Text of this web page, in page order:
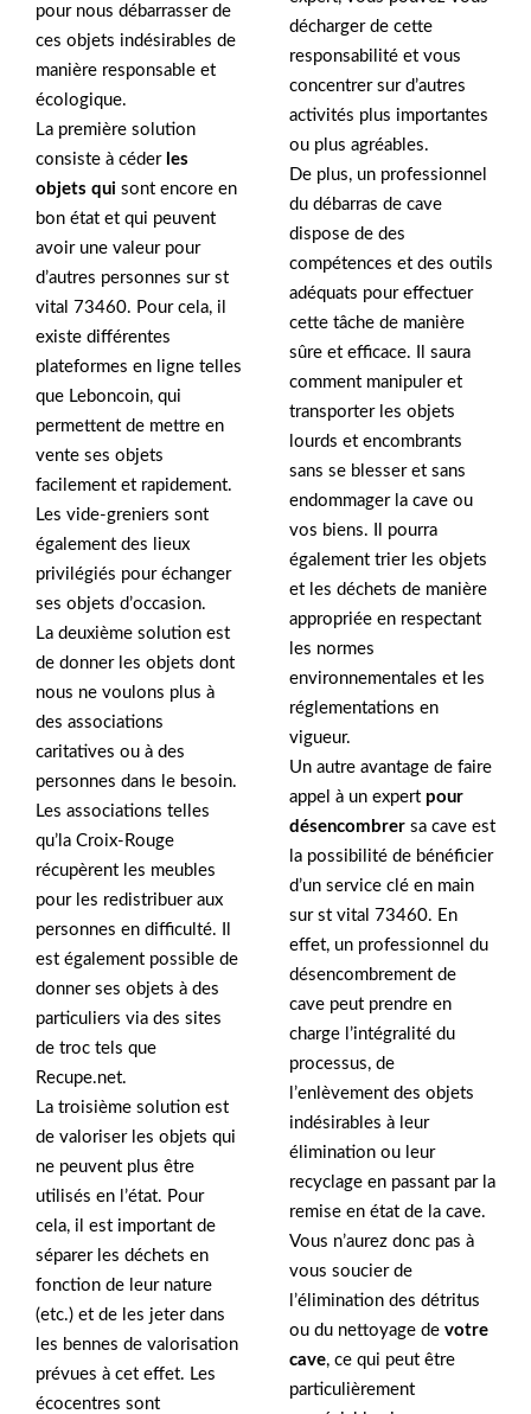
pour nous débarrasser de
ces objets indésirables de
manière responsable et
écologique.
La première solution
consiste à céder les
objets qui sont encore en
bon état et qui peuvent
avoir une valeur pour
d’autres personnes sur st
vital 73460. Pour cela, il
existe différentes
plateformes en ligne telles
que Leboncoin, qui
permettent de mettre en
vente ses objets
facilement et rapidement.
Les vide-greniers sont
également des lieux
privilégiés pour échanger
ses objets d’occasion.
La deuxième solution est
de donner les objets dont
nous ne voulons plus à
des associations
caritatives ou à des
personnes dans le besoin.
Les associations telles
qu’la Croix-Rouge
récupèrent les meubles
pour les redistribuer aux
personnes en difficulté. Il
est également possible de
donner ses objets à des
particuliers via des sites
de troc tels que
Recupe.net.
La troisième solution est
de valoriser les objets qui
ne peuvent plus être
utilisés en l’état. Pour
cela, il est important de
séparer les déchets en
fonction de leur nature
(etc.) et de les jeter dans
les bennes de valorisation
prévues à cet effet. Les
écocentres sont
décharger de cette
responsabilité et vous
concentrer sur d’autres
activités plus importantes
ou plus agréables.
De plus, un professionnel
du débarras de cave
dispose de des
compétences et des outils
adéquats pour effectuer
cette tâche de manière
sûre et efficace. Il saura
comment manipuler et
transporter les objets
lourds et encombrants
sans se blesser et sans
endommager la cave ou
vos biens. Il pourra
également trier les objets
et les déchets de manière
appropriée en respectant
les normes
environnementales et les
réglementations en
vigueur.
Un autre avantage de faire
appel à un expert pour
désencombrer sa cave est
la possibilité de bénéficier
d’un service clé en main
sur st vital 73460. En
effet, un professionnel du
désencombrement de
cave peut prendre en
charge l’intégralité du
processus, de
l’enlèvement des objets
indésirables à leur
élimination ou leur
recyclage en passant par la
remise en état de la cave.
Vous n’aurez donc pas à
vous soucier de
l’élimination des détritus
ou du nettoyage de votre
cave, ce qui peut être
particulièrement